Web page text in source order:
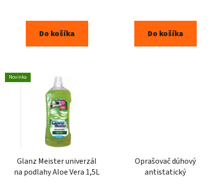
Do košíka Do košíka
Novinka
Glanz Meister univerzál
na podlahy Aloe Vera 1,5L
Oprašovač dúhový
antistatický